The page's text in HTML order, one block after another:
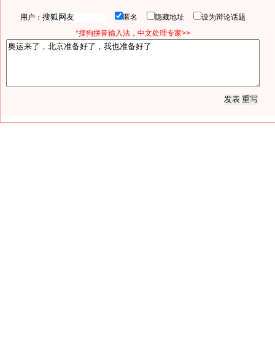
用户： 匿名 隐藏地址
设为辩论话题
*搜狗拼音输入法，中文处理专家>>